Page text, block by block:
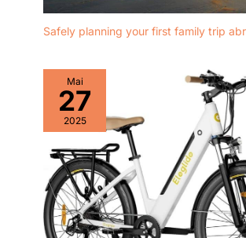
Safely planning your first family trip
Mai
27
2025